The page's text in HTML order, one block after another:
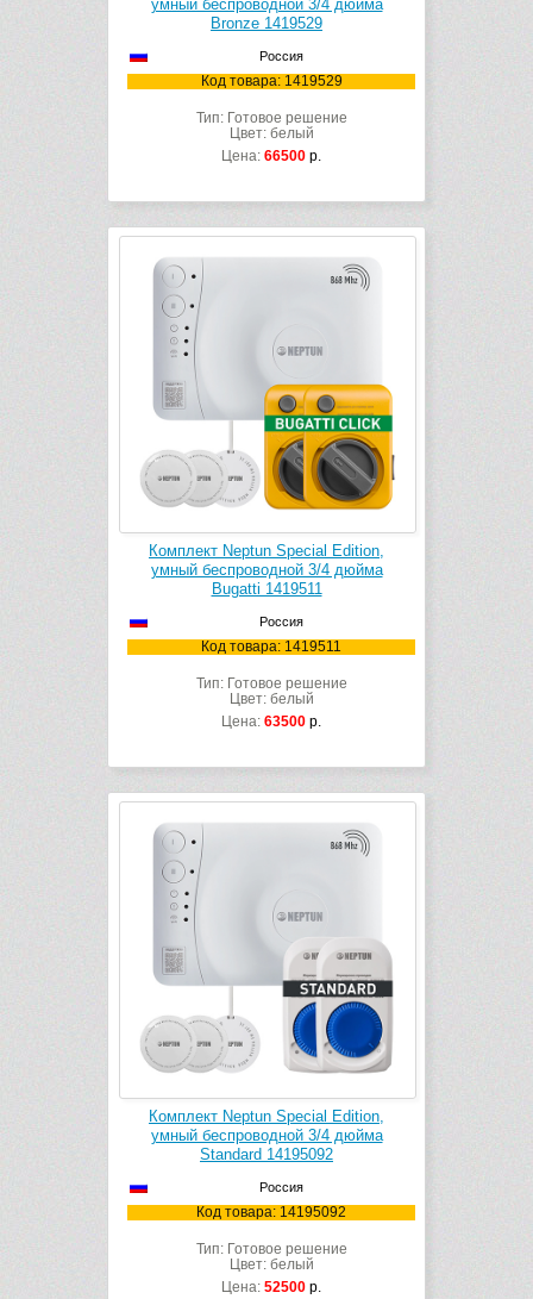
умный беспроводной 3/4 дюйма
Bronze 1419529
Россия
Код товара: 1419529
Тип: Готовое решение
Цвет: белый
Цена: 66500 р.
Комплект Neptun Special Edition,
умный беспроводной 3/4 дюйма
Bugatti 1419511
Россия
Код товара: 1419511
Тип: Готовое решение
Цвет: белый
Цена: 63500 р.
Комплект Neptun Special Edition,
умный беспроводной 3/4 дюйма
Standard 14195092
Россия
Код товара: 14195092
Тип: Готовое решение
Цвет: белый
Цена: 52500 р.